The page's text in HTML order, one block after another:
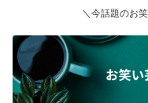
＼今話題のお